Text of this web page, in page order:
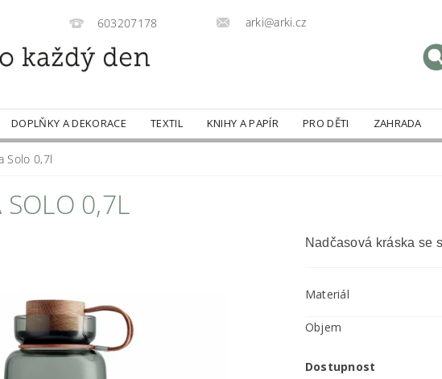
603207178 arki@arki.cz
DOPLŇKY A DEKORACE TEXTIL KNIHY A PAPÍR PRO DĚTI ZAHRADA
Solo 0,7l
SOLO 0,7L
Nadčasová kráska se
Materiál
Objem
Dostupnost